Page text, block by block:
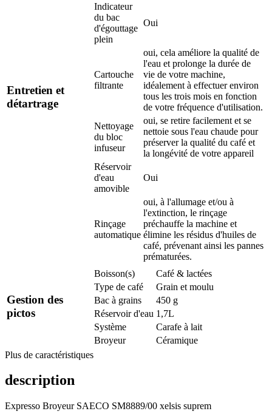
Entretien et
détartrage
Indicateur
du bac
d'égouttage
plein
Oui
Cartouche
filtrante
oui, cela améliore la qualité de
l'eau et prolonge la durée de
vie de votre machine,
idéalement à effectuer environ
tous les trois mois en fonction
de votre fréquence d'utilisation.
Nettoyage
du bloc
infuseur
oui, se retire facilement et se
nettoie sous l'eau chaude pour
préserver la qualité du café et
la longévité de votre appareil
Réservoir
d'eau
amovible
Oui
Rinçage
automatique
oui, à l'allumage et/ou à
l'extinction, le rinçage
préchauffe la machine et
élimine les résidus d'huiles de
café, prévenant ainsi les pannes
prématurées.
Gestion des
pictos
Boisson(s)
Café & lactées
Type de café
Grain et moulu
Bac à grains
450 g
Réservoir d'eau 1,7L
Système
Carafe à lait
Broyeur
Céramique
Plus de caractéristiques
description
Expresso Broyeur SAECO SM8889/00 xelsis suprem